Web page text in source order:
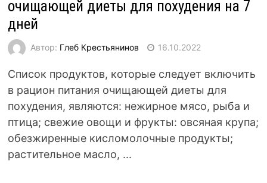
очищающей диеты для похудения на 7
дней
Автор: Глеб Крестьянинов 16.10.2022
Список продуктов, которые следует включить
в рацион питания очищающей диеты для
похудения, являются: нежирное мясо, рыба и
птица; свежие овощи и фрукты: овсяная крупа;
обезжиренные кисломолочные продукты;
растительное масло, ...